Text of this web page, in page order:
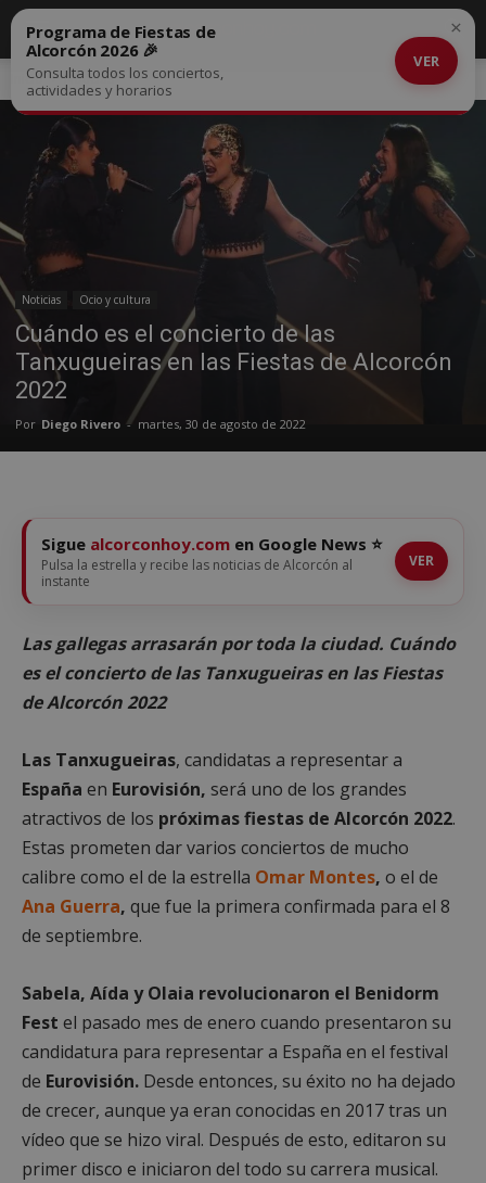
Inicio Noticias
Noticias Ocio y cultura
Cuándo es el concierto de las
Tanxugueiras en las Fiestas de Alcorcón
2022
Por Diego Rivero - martes, 30 de agosto de 2022
Programa de Fiestas de
Alcorcón 2026 🎉
Consulta todos los conciertos,
actividades y horarios
VER
×
Sigue alcorconhoy.com en Google News ⭐
Pulsa la estrella y recibe las noticias de Alcorcón al
instante
VER
Las gallegas arrasarán por toda la ciudad. Cuándo
es el concierto de las Tanxugueiras en las Fiestas
de Alcorcón 2022
Las Tanxugueiras, candidatas a representar a
España en Eurovisión, será uno de los grandes
atractivos de los próximas fiestas de Alcorcón 2022.
Estas prometen dar varios conciertos de mucho
calibre como el de la estrella Omar Montes, o el de
Ana Guerra, que fue la primera confirmada para el 8
de septiembre.
Sabela, Aída y Olaia revolucionaron el Benidorm
Fest el pasado mes de enero cuando presentaron su
candidatura para representar a España en el festival
de Eurovisión. Desde entonces, su éxito no ha dejado
de crecer, aunque ya eran conocidas en 2017 tras un
vídeo que se hizo viral. Después de esto, editaron su
primer disco e iniciaron del todo su carrera musical.